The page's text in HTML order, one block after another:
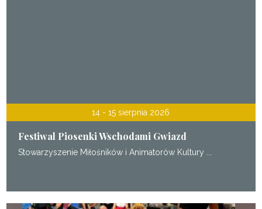
14 - 15 sierpnia 2026
Festiwal Piosenki Wschodami Gwiazd
Stowarzyszenie Miłośników i Animatorów Kultury ...